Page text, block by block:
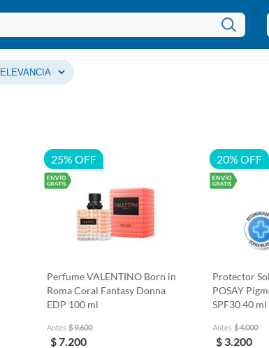
25% OFF
Perfume VALENTINO Born in
Roma Coral Fantasy Donna
EDP 100 ml
Antes $ 9.600
$ 7.200
20% OFF
Protector
POSAY
SPF30 40 ml
Antes $ 4.000
$ 3.200